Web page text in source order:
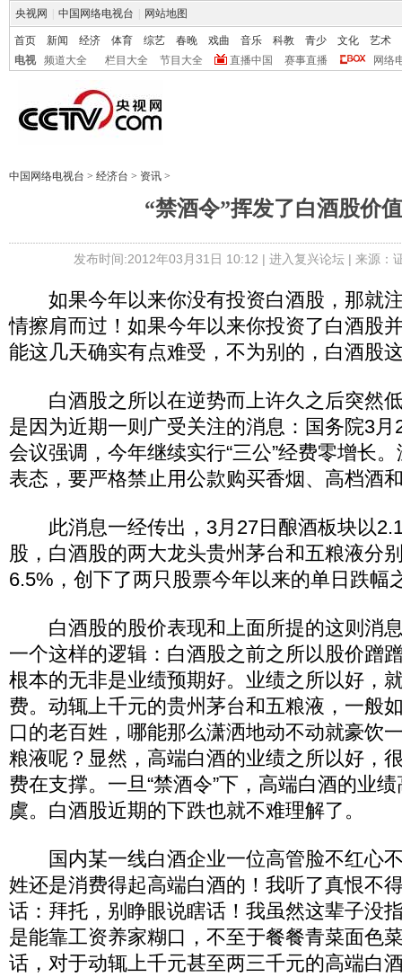
央视网 中国网络电视台 网站地图
首页 新闻 经济 体育 综艺 春晚 戏曲 音乐 科教 青少 文化
艺术
电视
频道大全 栏目大全 节目大全 直播中国 赛事直播 网络
中国网络电视台 > 经济台 > 资讯 >
“禁酒令”挥发了白酒股价
发布时间:2012年03月31日 10:12 | 进入复兴论坛| 来源：
如果今年以来你没有投资白酒股，那就
情擦肩而过！如果今年以来你投资了白酒股
能这几天确实有点难受，不为别的，白酒股
白酒股之所以在逆势而上许久之后突然低
是因为近期一则广受关注的消息：国务院3
会议强调，今年继续实行“三公”经费零增长
表态，要严格禁止用公款购买香烟、高档酒
此消息一经传出，3月27日酿酒板块以
股，白酒股的两大龙头贵州茅台和五粮液分
6.5%，创下了两只股票今年以来的单日跌幅
白酒股的股价表现和上面所提的这则消
一个这样的逻辑：白酒股之前之所以股价蹭
根本的无非是业绩预期好。业绩之所以好，
费。动辄上千元的贵州茅台和五粮液，一般
口的老百姓，哪能那么潇洒地动不动就豪饮
粮液呢？显然，高端白酒的业绩之所以好，
费在支撑。一旦“禁酒令”下，高端白酒的业
虞。白酒股近期的下跌也就不难理解了。
国内某一线白酒企业一位高管脸不红心
姓还是消费得起高端白酒的！我听了真恨不
话：拜托，别睁眼说瞎话！我虽然这辈子没
是能靠工资养家糊口，不至于餐餐青菜面色
话，对于动辄上千元甚至两三千元的高端白